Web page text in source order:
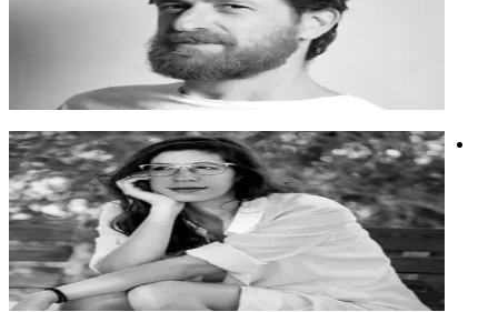
מוזיקאי, מפיק, מעבד ומבצע, מולטי-אינסטרומנטליסט, אמן לייב
יצירתיות
מיה מגנט
אמנית, מרצה וחוקרת עצמאית שעוסקת באינטימיות, תרבות רשת
ובני נוער
אמנית, מרצה וחוקרת עצמאית שעוסקת באינטימיות, תרבות רשת
ובני נוער
אמנותבינה מלאכותית הורות